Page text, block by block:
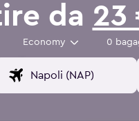
da 23
Economy 0